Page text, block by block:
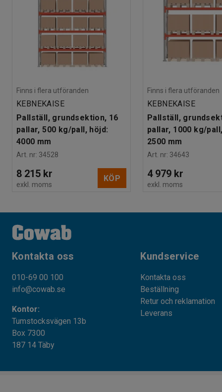
Finns i flera utföranden
KEBNEKAISE
Pallställ, grundsektion, 16
pallar, 500 kg/pall, höjd:
4000 mm
Art. nr: 34528
8 215 kr
exkl. moms
KÖP
Finns i flera utföranden
KEBNEKAISE
Pallställ,
pallar, 1000 kg/
2500 mm
Art. nr: 34643
4 979 kr
exkl. moms
Kontakta oss
010-69 00 100
info@cowab.se
Kontor:
Tumstocksvägen 13b
Box 7300
187 14 Täby
Kundservice
Kontakta oss
Beställning
Retur och reklamation
Leverans